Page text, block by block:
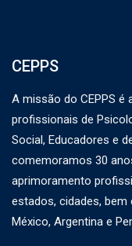
CEPPS
A missão do CEPPS
profissionais de
Social, Educadores e
comemoramos 30
aprimoramento
estados, cidades,
México, Argentina e